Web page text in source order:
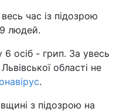
час із підозрою
людей.
6 осіб - грип. За увесь
області не
.
з підозрою на